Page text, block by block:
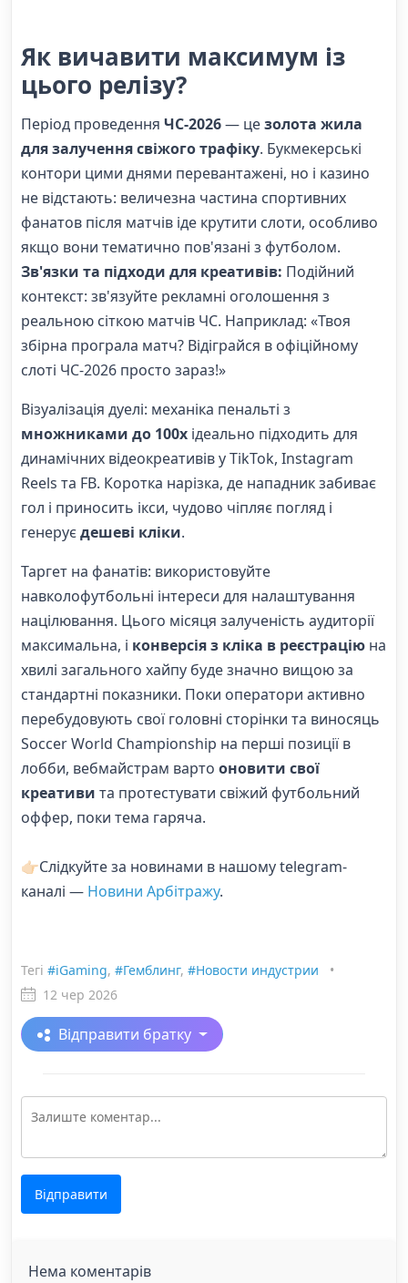
Як вичавити максимум із
цього релізу?
Період проведення ЧС-2026— цезолота жила
для залучення свіжого трафіку. Букмекерські
контори цими днями перевантажені, но і казино
не відстають: величезна частина спортивних
фанатов після матчів іде крутити слоти, особливо
якщо вони тематично пов'язані з футболом.
Зв'язки та підходи для креативів: Подійний
контекст: зв'язуйте рекламні оголошення з
реальною сіткою матчів ЧС. Наприклад: «Твоя
збірна програла матч? Відіграйся в офіційному
слоті ЧС-2026 просто зараз!»
Візуалізація дуелі: механіка пенальті з
множниками до 100х ідеально підходить для
динамічних відеокреативів у TikTok, Instagram
Reels та FB. Коротка нарізка, де нападник забиває
гол і приносить ікси, чудово чіпляє погляд і
генеруєдешеві кліки.
Таргет на фанатів: використовуйте
навколофутбольні інтереси для налаштування
націлювання. Цього місяця залученість аудиторії
максимальна, і конверсія з кліка в реєстрацію на
хвилі загального хайпу буде значно вищою за
стандартні показники. Поки оператори активно
перебудовують свої головні сторінки та виносяць
Soccer World Championship на перші позиції в
лобби, вебмайстрам варто оновити свої
креативи та протестувати свіжий футбольний
оффер, поки тема гаряча.
👉🏻Слідкуйте за новинами в нашому telegram-
каналі — Новини Арбітражу.
Тегі #iGaming, #Гемблинг, #Новости индустрии
•
12 чер 2026
Відправити братку
Відправити
Нема коментарів